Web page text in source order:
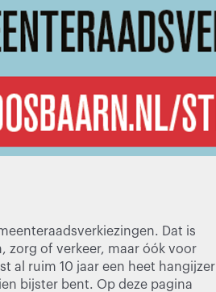
Dat is
zorg of verkeer, maar óók voor
al ruim 10 jaar een heet hangijzer
bijster bent. Op deze pagina